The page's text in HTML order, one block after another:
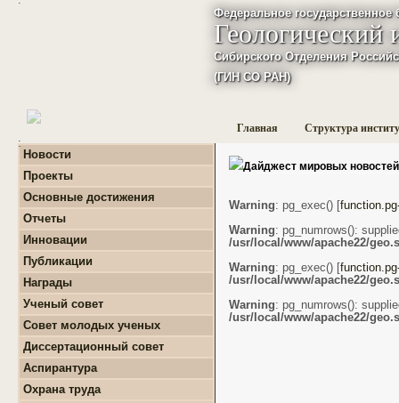
Федеральное
Сибирского Отделения
(ГИН СО РАН)
Главная Структура
:
Новости
Проекты
+
базовые проекты по
приоритетным
+ Гранты
+ Международные
+
Завершенные проекты.
Основные достижения
Отчеты
+
Фундаментальные
базовые проекты по
направлениям РАН
+ Программы Президиума
+ Программы Отделения
наук о Земле РАН
+
программы Сибирского
отделения РАН
Инновации
Публикации
+
Монографии
Награды
Ученый совет
Совет молодых ученых
+
+
Список молодых ученых
+
Положение о СМУ ГИН
СО РАН
Диссертационный совет
Аспирантура
+
деятельность
Охрана труда
Дайджест мировых
Warning: pg_exec() [
Warning: pg_numrows():
/usr/local/www/apache22/
Warning: pg_exec() [
/usr/local/www/apache22/
Warning: pg_numrows():
/usr/local/www/apache22/